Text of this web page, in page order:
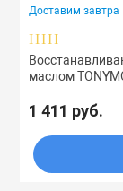
Доставим завтра
маслом
1 411 руб.